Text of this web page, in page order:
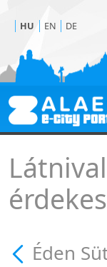
HU EN DE
Éden
Éden